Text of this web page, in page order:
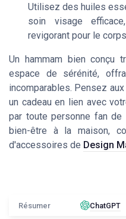
Utilisez des huiles
soin visage
revigorant pour le
Un hammam bien conçu
espace de sérénité,
incomparables. Pensez
un cadeau en lien avec
par toute personne fan
bien-être à la maison,
d'accessoires de Design
Résumer ChatGPT